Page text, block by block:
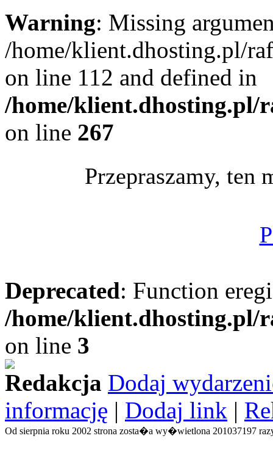
Warning: Missing
/home/klient.dhosting.pl/
on line 112 and defined in
/home/klient.dhosting.pl/
on line 267
Przepraszamy,
Deprecated: Function
/home/
on line 3
Redakcja Dodaj
informację | Dodaj link |
Od sierpnia roku 2002 strona zosta�a wy�wietlona 201037197